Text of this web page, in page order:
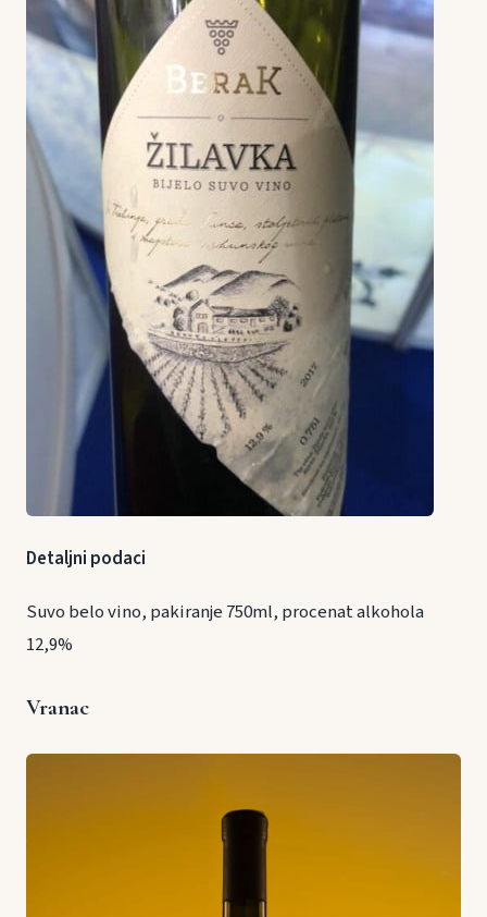
Detaljni podaci
Suvo belo vino, pakiranje 750ml, procenat alkohola
12,9%
Vranac